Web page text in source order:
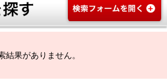
結果がありません。